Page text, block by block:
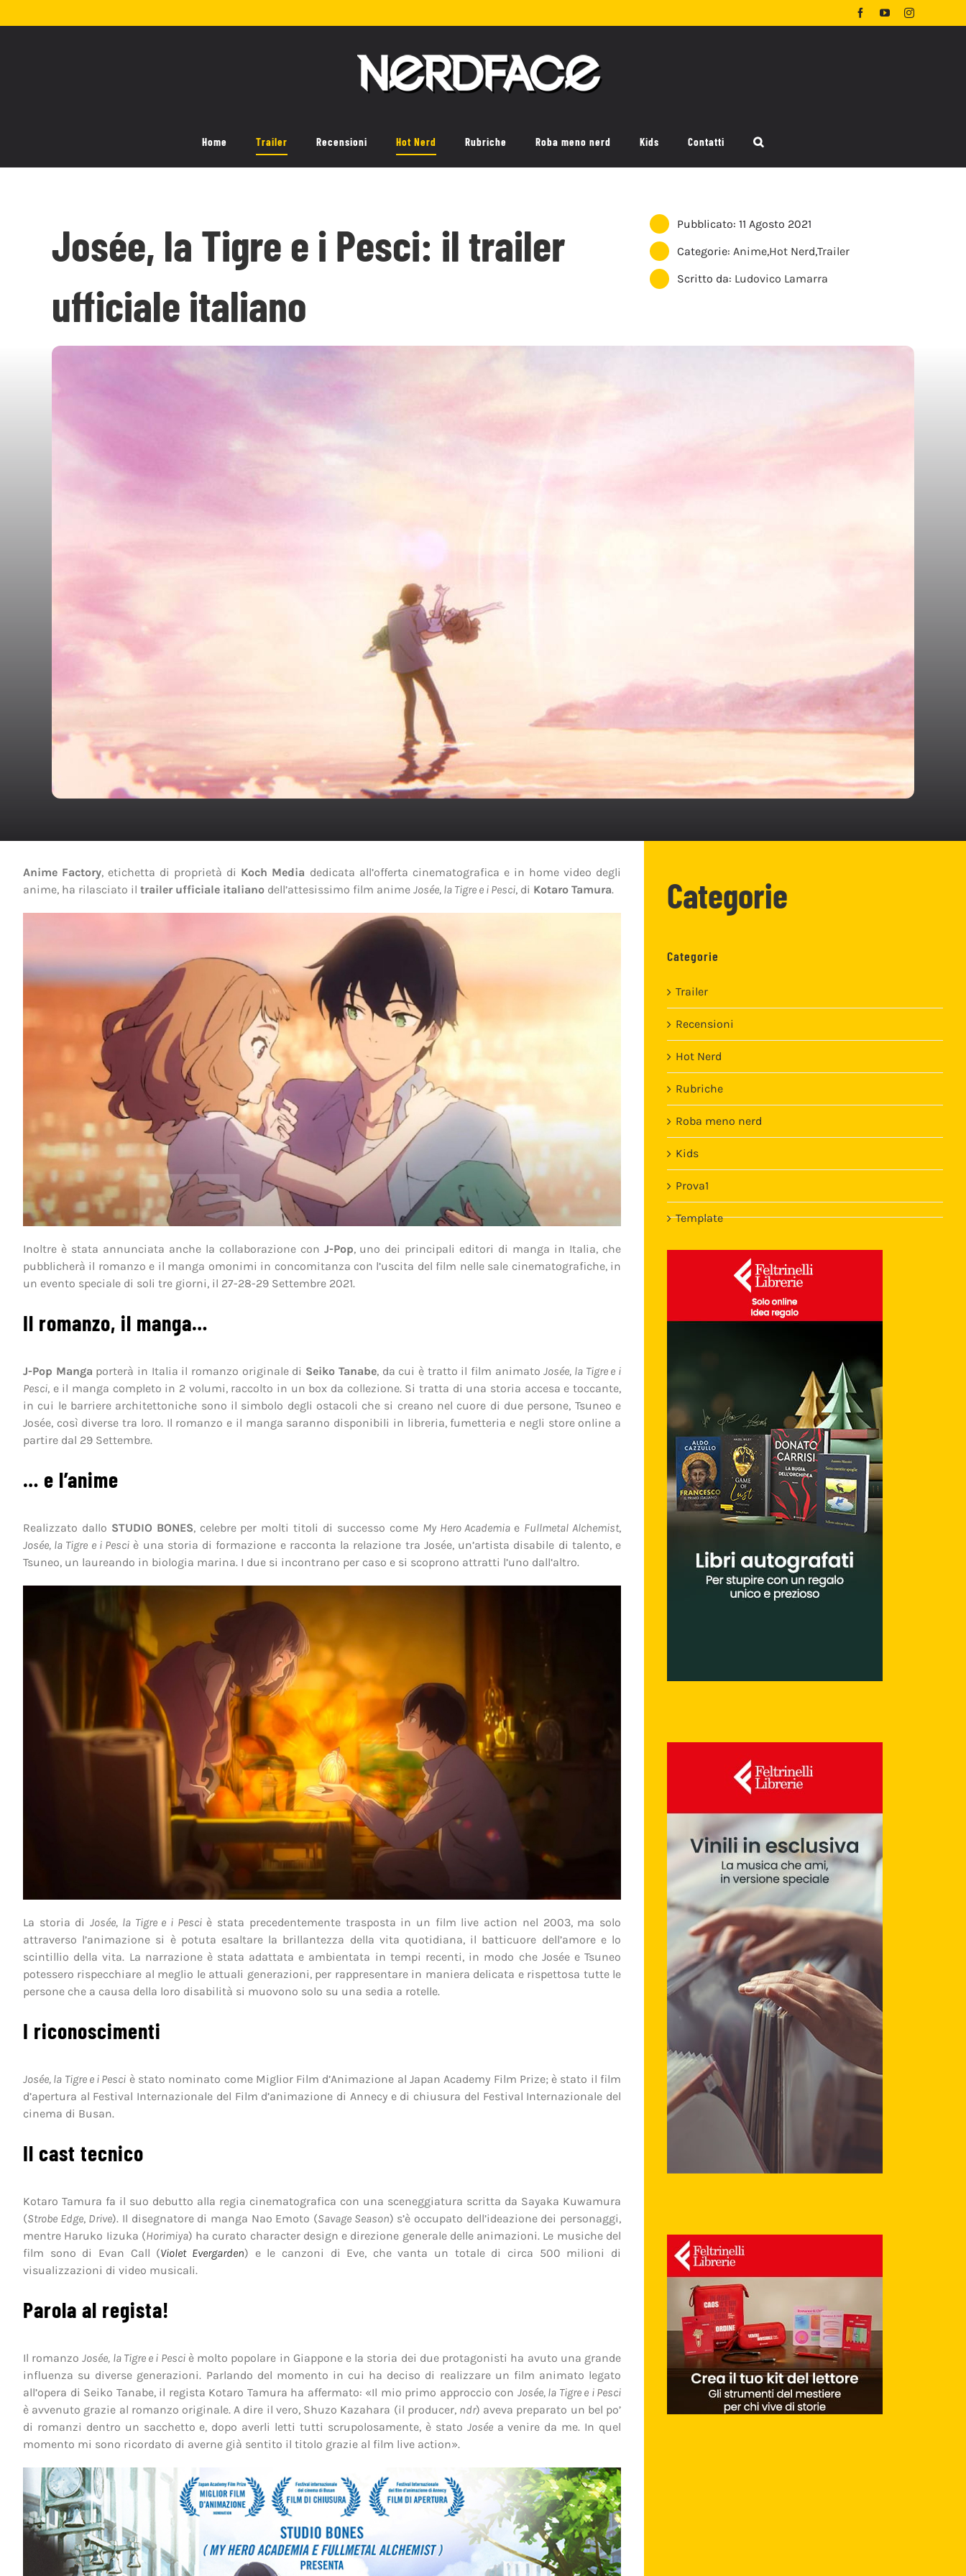
al
FacebookYouTubeInstagram
Home Trailer Recensioni Hot Nerd Rubriche Roba meno nerd Kids Contatti
Josée, la Tigre e i Pesci: il trailer
ufficiale italiano
Pubblicato: 11 Agosto 2021
Categorie:Anime,Hot Nerd,Trailer
Scritto da: Ludovico Lamarra
Anime Factory, etichetta di proprietà di Koch Media dedicata all’offerta cinematografica e in home video degli
anime, ha rilasciato il trailer ufficiale italiano dell’attesissimo film anime Josée, la Tigre e i Pesci, di Kotaro Tamura.
Inoltre è stata annunciata anche la collaborazione con J-Pop, uno dei principali editori di manga in Italia, che
pubblicherà il romanzo e il manga omonimi in concomitanza con l’uscita del film nelle sale cinematografiche, in
un evento speciale di soli tre giorni, il 27-28-29 Settembre 2021.
Il romanzo, il manga…
J-Pop Manga porterà in Italia il romanzo originale di Seiko Tanabe, da cui è tratto il film animatoJosée, la Tigre e i
Pesci, e il manga completo in 2 volumi, raccolto in un box da collezione. Si tratta di una storia accesa e toccante,
in cui le barriere architettoniche sono il simbolo degli ostacoli che si creano nel cuore di due persone, Tsuneo e
Josée, così diverse tra loro. Il romanzo e il manga saranno disponibili in libreria, fumetteria e negli store online a
partire dal 29 Settembre.
… e l’anime
Realizzato dallo STUDIO BONES, celebre per molti titoli di successo come My Hero Academia e Fullmetal Alchemist,
Josée, la Tigre e i Pesci è una storia di formazione e racconta la relazione tra Josée, un’artista disabile di talento, e
Tsuneo, un laureando in biologia marina. I due si incontrano per caso e si scoprono attratti l’uno dall’altro.
La storia diJosée, la Tigre e i Pesciè stata precedentemente trasposta in un film live action nel 2003, ma solo
attraverso l’animazione si è potuta esaltare la brillantezza della vita quotidiana, il batticuore dell’amore e lo
scintillio della vita. La narrazione è stata adattata e ambientata in tempi recenti, in modo che Josée e Tsuneo
potessero rispecchiare al meglio le attuali generazioni, per rappresentare in maniera delicata e rispettosa tutte le
persone che a causa della loro disabilità si muovono solo su una sedia a rotelle.
I riconoscimenti
Josée, la Tigre e i Pesci è stato nominato come Miglior Film d’Animazione al Japan Academy Film Prize; è stato il film
d’apertura al Festival Internazionale del Film d’animazione di Annecy e di chiusura del Festival Internazionale del
cinema di Busan.
Il cast tecnico
Kotaro Tamura fa il suo debutto alla regia cinematografica con una sceneggiatura scritta da Sayaka Kuwamura
(Strobe Edge, Drive). Il disegnatore di manga Nao Emoto (Savage Season) s’è occupato dell’ideazione dei personaggi,
mentre Haruko Iizuka (Horimiya) ha curato character design e direzione generale delle animazioni. Le musiche del
film sono di Evan Call (Violet Evergarden) e le canzoni di Eve, che vanta un totale di circa 500 milioni di
visualizzazioni di video musicali.
Parola al regista!
Il romanzoJosée, la Tigre e i Pesciè molto popolare in Giappone e la storia dei due protagonisti ha avuto una grande
influenza su diverse generazioni. Parlando del momento in cui ha deciso di realizzare un film animato legato
all’opera di Seiko Tanabe, il regista Kotaro Tamura ha affermato: «Il mio primo approccio con Josée, la Tigre e i Pesci
è avvenuto grazie al romanzo originale. A dire il vero, Shuzo Kazahara (il producer, ndr) aveva preparato un bel po’
di romanzi dentro un sacchetto e, dopo averli letti tutti scrupolosamente, è stato Joséea venire da me. In quel
momento mi sono ricordato di averne già sentito il titolo grazie al film live action».
Categorie
Categorie
Trailer
Recensioni
Hot Nerd
Rubriche
Roba meno nerd
Kids
Prova1
Template